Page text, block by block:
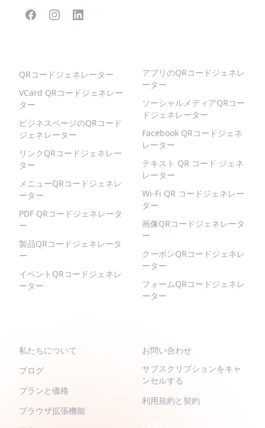
QRコードジェネレーター
VCard QRコードジェネレー
ター
ビジネスページのQRコード
ジェネレーター
リンクQRコードジェネレー
ター
メニューQRコードジェネレ
ーター
PDF QRコードジェネレータ
ー
製品QRコードジェネレータ
ー
イベントQRコードジェネレ
ーター
アプリのQRコードジェネレ
ーター
ソーシャルメディアQRコー
ドジェネレーター
Facebook QRコードジェネ
レーター
テキスト QR コード ジェネ
レーター
Wi-Fi QR コードジェネレー
ター
画像QRコードジェネレータ
ー
クーポンQRコードジェネレ
ーター
フォームQRコードジェネレ
ーター
私たちについて
ブログ
プランと価格
ブラウザ拡張機能
お問い合わせ
サブスクリプションをキャ
ンセルする
利用規約と契約